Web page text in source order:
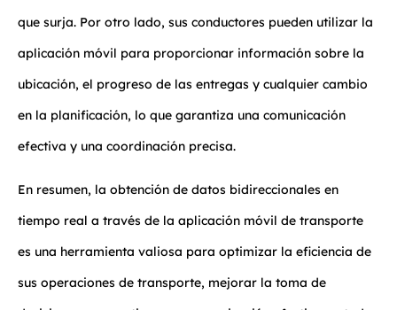
que surja. Por otro lado, sus conductores pueden utilizar la
aplicación móvil para proporcionar información sobre la
ubicación, el progreso de las entregas y cualquier cambio
en la planificación, lo que garantiza una comunicación
efectiva y una coordinación precisa.
En resumen, la obtención de datos bidireccionales en
tiempo real a través de la aplicación móvil de transporte
es una herramienta valiosa para optimizar la eficiencia de
sus operaciones de transporte, mejorar la toma de